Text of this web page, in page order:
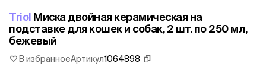
Triol Миска двойная керамическая на
подставке для кошек и собак, 2 шт. по 250 мл,
бежевый
В избранноеАртикул1064898